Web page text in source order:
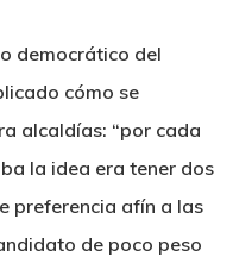
democrático del
cómo se
alcaldías: “por cada
la idea era tener dos
preferencia afín a las
de poco peso